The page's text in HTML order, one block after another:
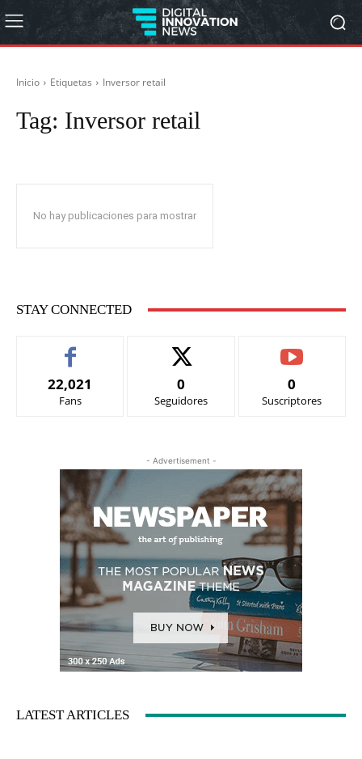
Inicio Etiquetas Inversor retail
Tag: Inversor retail
No hay publicaciones para mostrar
STAY CONNECTED
22,021
Fans
0
Seguidores
0
Suscriptores
- Advertisement -
LATEST ARTICLES